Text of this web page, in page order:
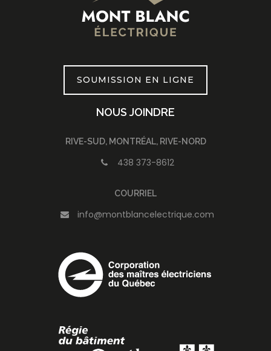
SOUMISSION EN LIGNE
NOUS JOINDRE
RIVE-SUD, MONTRÉAL, RIVE-NORD
438 373-8612
COURRIEL
info@montblancelectrique.com